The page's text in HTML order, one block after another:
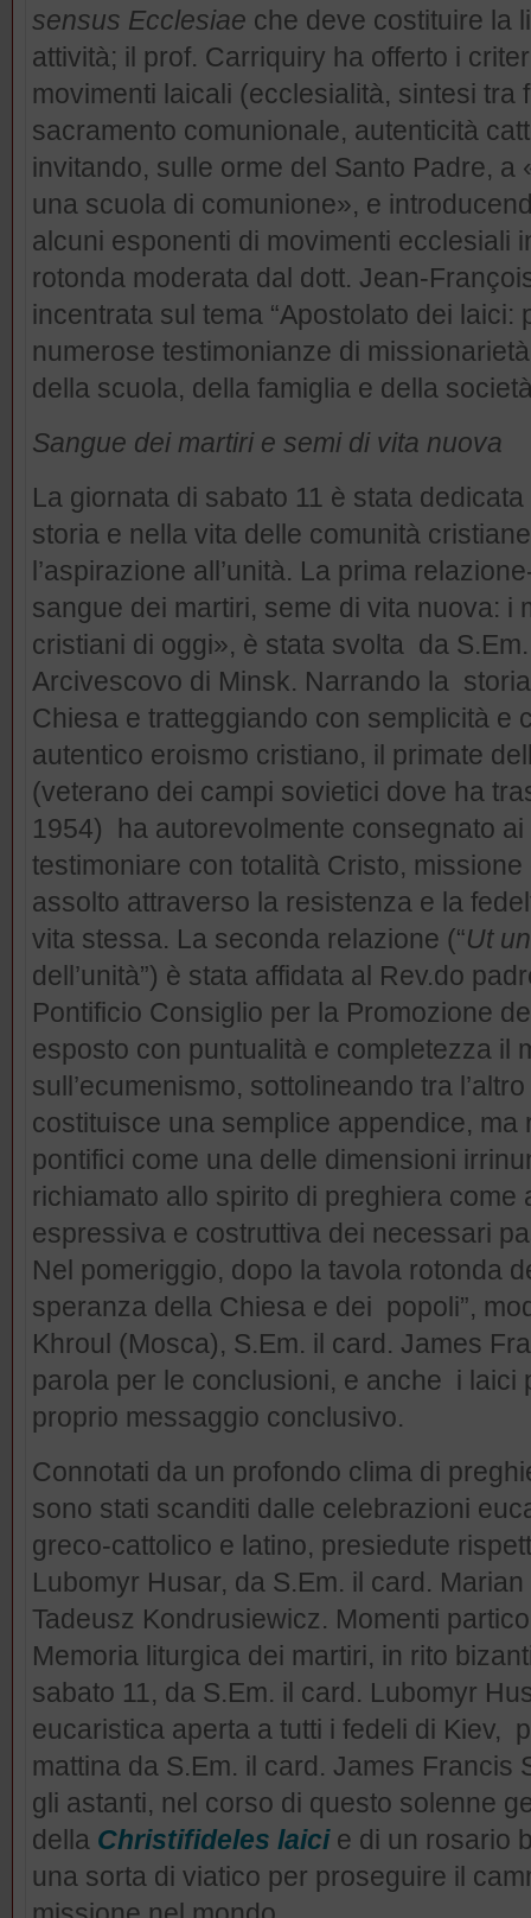
sensus Ecclesiae che deve costituire la
attività; il prof. Carriquiry ha offerto i
movimenti laicali (ecclesialità, sintesi tra
sacramento comunionale, autenticità
invitando, sulle orme del Santo Padre,
una scuola di comunione», e
alcuni esponenti di movimenti ecclesiali
rotonda moderata dal dott. Jean-
incentrata sul tema “Apostolato dei laici:
numerose testimonianze di
della scuola, della famiglia e della
Sangue dei martiri e semi di vita nuova
La giornata di sabato 11 è stata
storia e nella vita delle comunità
l’aspirazione all’unità. La prima
sangue dei martiri, seme di vita nuova: i
cristiani di oggi», è stata svolta da
Arcivescovo di Minsk. Narrando la
Chiesa e tratteggiando con semplicità e
autentico eroismo cristiano, il primate
(veterano dei campi sovietici dove ha
1954) ha autorevolmente consegnato
testimoniare con totalità Cristo,
assolto attraverso la resistenza e la
vita stessa. La seconda relazione (“Ut
dell’unità”) è stata affidata al Rev.do
Pontificio Consiglio per la Promozione
esposto con puntualità e completezza il
sull’ecumenismo, sottolineando tra
costituisce una semplice appendice, ma
pontifici come una delle dimensioni
richiamato allo spirito di preghiera come
espressiva e costruttiva dei necessari
Nel pomeriggio, dopo la tavola rotonda
speranza della Chiesa e dei popoli”,
Khroul (Mosca), S.Em. il card. James
parola per le conclusioni, e anche i laici
proprio messaggio conclusivo.
Connotati da un profondo clima di
sono stati scanditi dalle celebrazioni
greco-cattolico e latino, presiedute
Lubomyr Husar, da S.Em. il card.
Tadeusz Kondrusiewicz. Momenti
Memoria liturgica dei martiri, in rito
sabato 11, da S.Em. il card. Lubomyr
eucaristica aperta a tutti i fedeli di Kiev,
mattina da S.Em. il card. James Francis
gli astanti, nel corso di questo solenne
della Christifideles laici e di un rosario
una sorta di viatico per proseguire il